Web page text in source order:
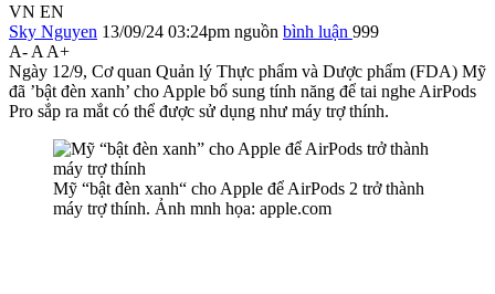
VN EN
Sky Nguyen 13/09/24 03:24pm nguồn bình luận 999
A- A A+
Ngày 12/9, Cơ quan Quản lý Thực phẩm và Dược phẩm (FDA) Mỹ
đã ’bật đèn xanh’ cho Apple bổ sung tính năng để tai nghe AirPods
Pro sắp ra mắt có thể được sử dụng như máy trợ thính.
Mỹ “bật đèn xanh“ cho Apple để AirPods 2 trở thành
máy trợ thính. Ảnh mnh họa: apple.com